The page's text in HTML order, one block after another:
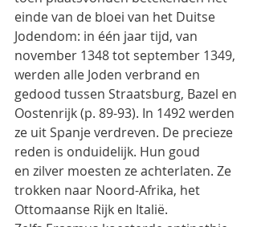
einde van de bloei van het Duitse
Jodendom: in één jaar tijd, van
november 1348 tot september 1349,
werden alle Joden verbrand en
gedood tussen Straatsburg, Bazel en
Oostenrijk (p. 89-93). In 1492 werden
ze uit Spanje verdreven. De precieze
reden is onduidelijk. Hun goud
en zilver moesten ze achterlaten. Ze
trokken naar Noord-Afrika, het
Ottomaanse Rijk en Italië.